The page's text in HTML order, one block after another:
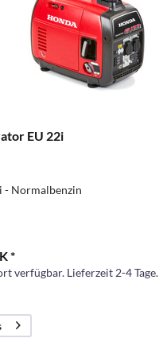
EU 22i
- Normalbenzin
*
verfügbar. Lieferzeit 2-4 Tage.